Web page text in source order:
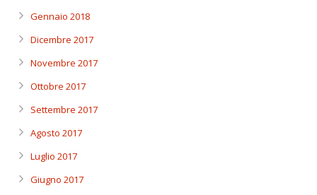
Gennaio 2018
Dicembre 2017
Novembre 2017
Ottobre 2017
Settembre 2017
Agosto 2017
Luglio 2017
Giugno 2017